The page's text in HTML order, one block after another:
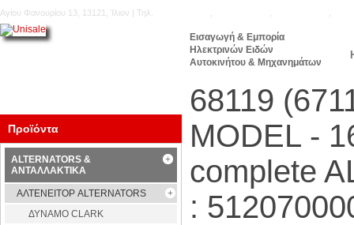
Εισαγωγή & Εμπορία
Ηλεκτρινών Ειδών
Αυτοκινήτου & Μηχανημάτων
Αγίου Φανουρίου 13, 13121, Ίλιον | Τηλ.
68119
MODEL -
complete
:
Προϊόντα
ALTERNATORS &
ΑΝΤΑΛΛΑΚΤΙΚΑ
ΑΛΤΕΝΕΙΤΟΡ ALTERNATORS
ΔΥΝΑΜΟ CLARK